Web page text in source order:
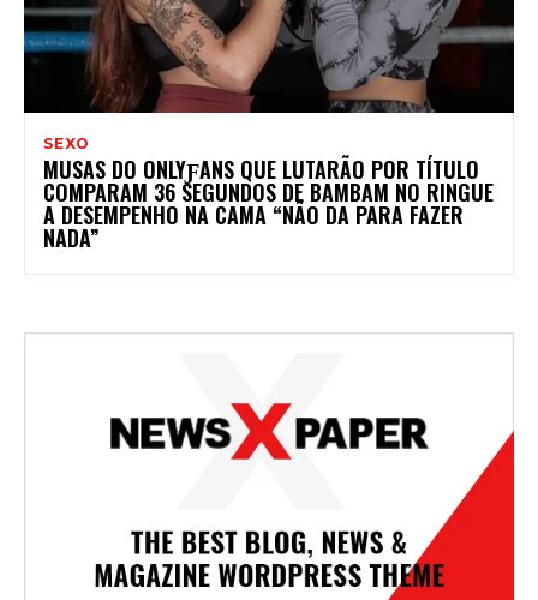
SEXO
MUSAS DO ONLYƑANS QUE LUTARÃO POR TÍTULO
COMPARAM 36 SEGUNDOS DE BAMBAM NO RINGUE
A DESEMPENHO NA CAMA “NÃO DA PARA FAZER
NADA”